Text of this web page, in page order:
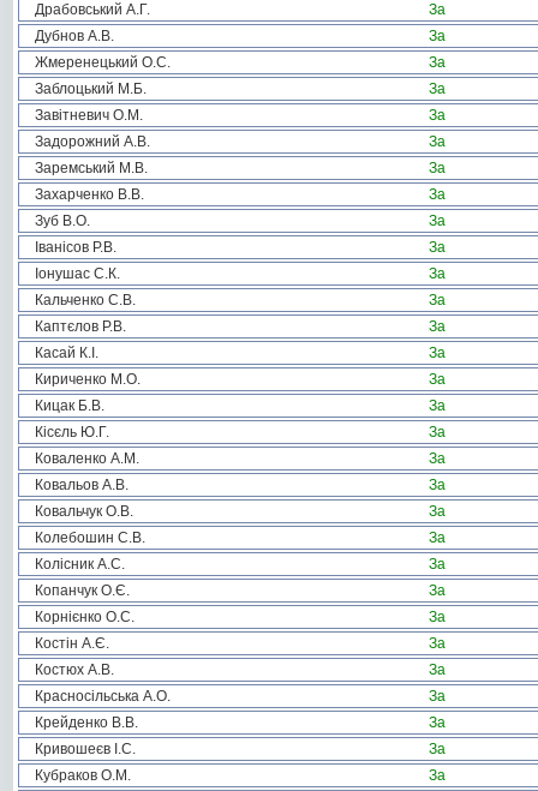
Драбовський А.Г.
За
Дубнов А.В.
За
Жмеренецький О.С.
За
Заблоцький М.Б.
За
Завітневич О.М.
За
Задорожний А.В.
За
Заремський М.В.
За
Захарченко В.В.
За
Зуб В.О.
За
Іванісов Р.В.
За
Іонушас С.К.
За
Кальченко С.В.
За
Каптєлов Р.В.
За
Касай К.І.
За
Кириченко М.О.
За
Кицак Б.В.
За
Кісєль Ю.Г.
За
Коваленко А.М.
За
Ковальов А.В.
За
Ковальчук О.В.
За
Колебошин С.В.
За
Колісник А.С.
За
Копанчук О.Є.
За
Корнієнко О.С.
За
Костін А.Є.
За
Костюх А.В.
За
Красносільська А.О.
За
Крейденко В.В.
За
Кривошеєв І.С.
За
Кубраков О.М.
За